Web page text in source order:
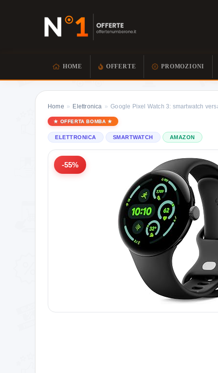
HOME OFFERTE PROMOZIONI
Home » Elettronica » Google Pixel Watch 3: smartwatch
OFFERTA BOMBA
ELETTRONICA SMARTWATCH AMAZON
-55%